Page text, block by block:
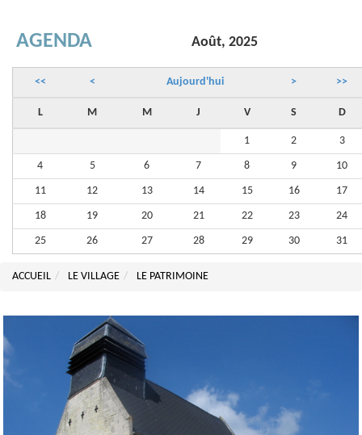
AGENDA Août, 2025
<< < Aujourd'hui > >>
L M M J V S D
1 2 3
4 5 6 7 8 9 10
11 12 13 14 15 16 17
18 19 20 21 22 23 24
25 26 27 28 29 30 31
ACCUEIL LE VILLAGE LE PATRIMOINE